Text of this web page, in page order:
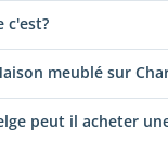
c'est?
meublé sur
peut il acheter